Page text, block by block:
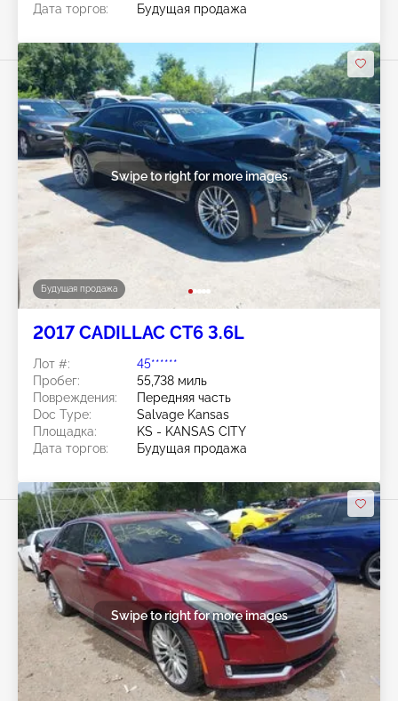
Дата торгов:
Будущая продажа
Будущая продажа
Swipe to right for more images
2017 CADILLAC CT6 3.6L
Лот #:
45******
Пробег:
55,738 миль
Повреждения:
Передняя часть
Doc Type:
Salvage Kansas
Площадка:
KS - KANSAS CITY
Дата торгов:
Будущая продажа
Swipe to right for more images